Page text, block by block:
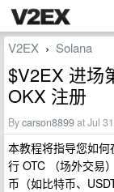
V2EX › Solana
$V2EX 进
OKX 注册
Bycarson8899at Jul
本教程将指导您如
行 OTC （场外交易
币（如比特币、